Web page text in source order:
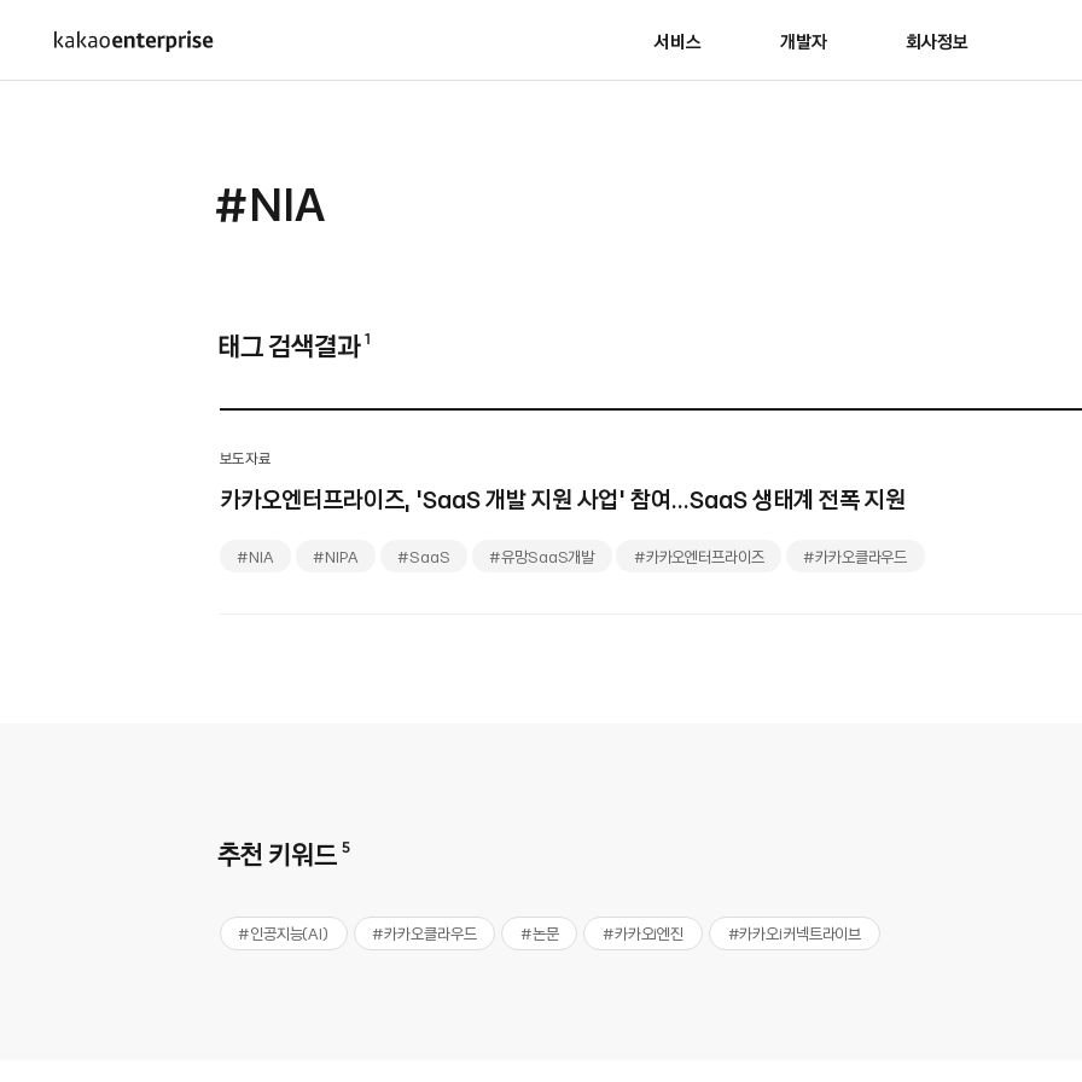
서비스 개발자 회사정보
#NIA
태그 검색결과 1
보도자료
카카오엔터프라이즈, ‘SaaS 개발 지원 사업’ 참여…SaaS 생태계 전폭 지원
#NIA #NIPA #SaaS #유망SaaS개발 #카카오엔터프라이즈 #카카오클라우드
추천 키워드 5
#인공지능(AI) #카카오클라우드 #논문 #카카오i엔진 #카카오i커넥트라이브